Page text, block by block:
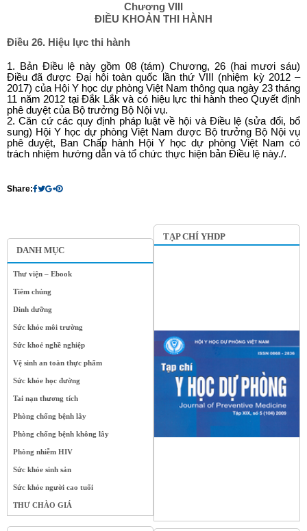
DANH MỤC
Thư viện – Ebook
Tiêm chủng
Dinh dưỡng
Sức khỏe môi trường
Sức khoẻ nghề nghiệp
Vệ sinh an toàn thực phẩm
Sức khỏe học đường
Tai nạn thương tích
Phòng chống bệnh lây
Phòng chống bệnh không lây
Phòng nhiễm HIV
Sức khỏe sinh sản
Sức khỏe người cao tuổi
THƯ CHÀO GIÁ
Chương VIII
ĐIỀU KHOẢN THI HÀNH
Điều 26. Hiệu lực thi hành
1. Bản Điều lệ này gồm 08 (tám) Chương, 26 (hai mươi sáu)
Điều đã được Đại hội toàn quốc lần thứ VIII (nhiệm kỳ 2012 –
2017) của Hội Y học dự phòng Việt Nam thông qua ngày 23 tháng
11 năm 2012 tại Đắk Lắk và có hiệu lực thi hành theo Quyết định
phê duyệt của Bộ trưởng Bộ Nội vụ.
2. Căn cứ các quy định pháp luật về hội và Điều lệ (sửa đổi, bổ
sung) Hội Y học dự phòng Việt Nam được Bộ trưởng Bộ Nội vụ
phê duyệt, Ban Chấp hành Hội Y học dự phòng Việt Nam có
trách nhiệm hướng dẫn và tổ chức thực hiện bản Điều lệ này./.
Share:
TẠP CHÍ YHDP